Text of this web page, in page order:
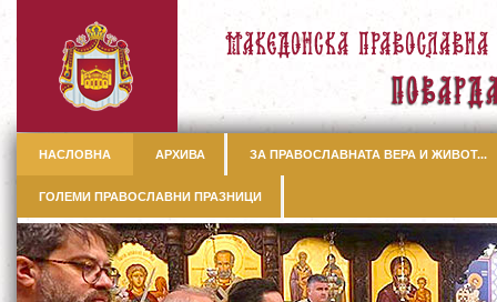
НАСЛОВНА АРХИВА ЗА ПРАВОСЛАВНАТА ВЕРА И ЖИВОТ...
ГОЛЕМИ ПРАВОСЛАВНИ ПРАЗНИЦИ